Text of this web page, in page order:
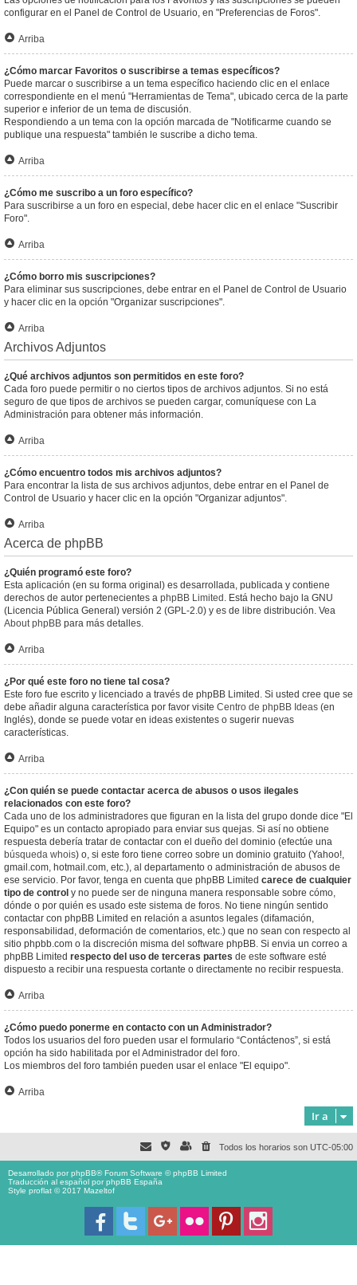
configurar en el Panel de Control de Usuario, en "Preferencias de Foros".
Arriba
¿Cómo marcar Favoritos o suscribirse a temas específicos?
Puede marcar o suscribirse a un tema específico haciendo clic en el enlace
correspondiente en el menú "Herramientas de Tema", ubicado cerca de la parte
superior e inferior de un tema de discusión.
Respondiendo a un tema con la opción marcada de "Notificarme cuando se
publique una respuesta" también le suscribe a dicho tema.
Arriba
¿Cómo me suscribo a un foro específico?
Para suscribirse a un foro en especial, debe hacer clic en el enlace "Suscribir
Foro".
Arriba
¿Cómo borro mis suscripciones?
Para eliminar sus suscripciones, debe entrar en el Panel de Control de Usuario
y hacer clic en la opción "Organizar suscripciones".
Arriba
Archivos Adjuntos
¿Qué archivos adjuntos son permitidos en este foro?
Cada foro puede permitir o no ciertos tipos de archivos adjuntos. Si no está
seguro de que tipos de archivos se pueden cargar, comuníquese con La
Administración para obtener más información.
Arriba
¿Cómo encuentro todos mis archivos adjuntos?
Para encontrar la lista de sus archivos adjuntos, debe entrar en el Panel de
Control de Usuario y hacer clic en la opción "Organizar adjuntos".
Arriba
Acerca de phpBB
¿Quién programó este foro?
Esta aplicación (en su forma original) es desarrollada, publicada y contiene
derechos de autor pertenecientes a phpBB Limited . Está hecho bajo la GNU
(Licencia Pública General) versión 2 (GPL-2.0) y es de libre distribución. Vea
About phpBB para más detalles.
Arriba
¿Por qué este foro no tiene tal cosa?
Este foro fue escrito y licenciado a través de phpBB Limited. Si usted cree que se
debe añadir alguna característica por favor visite Centro de phpBB Ideas (en
Inglés), donde se puede votar en ideas existentes o sugerir nuevas
características.
Arriba
¿Con quién se puede contactar acerca de abusos o usos ilegales
relacionados con este foro?
Cada uno de los administradores que figuran en la lista del grupo donde dice "El
Equipo" es un contacto apropiado para enviar sus quejas. Si así no obtiene
respuesta debería tratar de contactar con el dueño del dominio (efectúe una
búsqueda whois) o, si este foro tiene correo sobre un dominio gratuito (Yahoo!,
gmail.com, hotmail.com, etc.), al departamento o administración de abusos de
ese servicio. Por favor, tenga en cuenta que phpBB Limited carece de cualquier
tipo de control y no puede ser de ninguna manera responsable sobre cómo,
dónde o por quién es usado este sistema de foros. No tiene ningún sentido
contactar con phpBB Limited en relación a asuntos legales (difamación,
responsabilidad, deformación de comentarios, etc.) que no sean con respecto al
sitio phpbb.com o la discreción misma del software phpBB. Si envia un correo a
phpBB Limited respecto del uso de terceras partes de este software esté
dispuesto a recibir una respuesta cortante o directamente no recibir respuesta.
Arriba
¿Cómo puedo ponerme en contacto con un Administrador?
Todos los usuarios del foro pueden usar el formulario “Contáctenos”, si está
opción ha sido habilitada por el Administrador del foro.
Los miembros del foro también pueden usar el enlace "El equipo".
Arriba
Ir a
Todos los horarios son UTC-05:00
Desarrollado porphpBB® Forum Software © phpBB Limited
Traducción al español porphpBB España
Style proflat © 2017 Mazeltof